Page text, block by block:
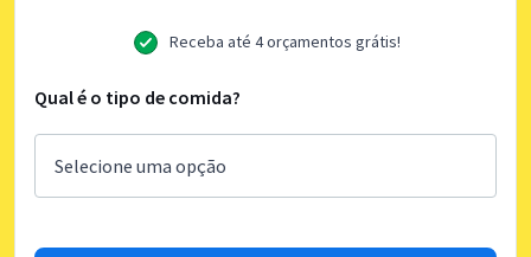
Receba até 4 orçamentos grátis!
Qual é o tipo de comida?